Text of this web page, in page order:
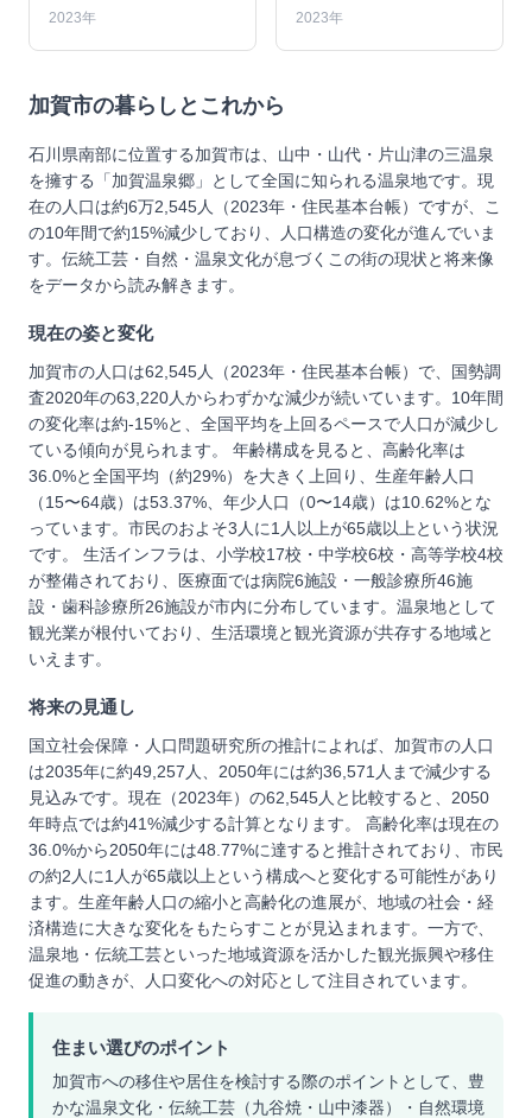
2023年 2023年
加賀市の暮らしとこれから
石川県南部に位置する加賀市は、山中・山代・片山津の三温泉
を擁する「加賀温泉郷」として全国に知られる温泉地です。現
在の人口は約6万2,545人（2023年・住民基本台帳）ですが、こ
の10年間で約15%減少しており、人口構造の変化が進んでいま
す。伝統工芸・自然・温泉文化が息づくこの街の現状と将来像
をデータから読み解きます。
現在の姿と変化
加賀市の人口は62,545人（2023年・住民基本台帳）で、国勢調
査2020年の63,220人からわずかな減少が続いています。10年間
の変化率は約-15%と、全国平均を上回るペースで人口が減少し
ている傾向が見られます。 年齢構成を見ると、高齢化率は
36.0%と全国平均（約29%）を大きく上回り、生産年齢人口
（15〜64歳）は53.37%、年少人口（0〜14歳）は10.62%とな
っています。市民のおよそ3人に1人以上が65歳以上という状況
です。 生活インフラは、小学校17校・中学校6校・高等学校4校
が整備されており、医療面では病院6施設・一般診療所46施
設・歯科診療所26施設が市内に分布しています。温泉地として
観光業が根付いており、生活環境と観光資源が共存する地域と
いえます。
将来の見通し
国立社会保障・人口問題研究所の推計によれば、加賀市の人口
は2035年に約49,257人、2050年には約36,571人まで減少する
見込みです。現在（2023年）の62,545人と比較すると、2050
年時点では約41%減少する計算となります。 高齢化率は現在の
36.0%から2050年には48.77%に達すると推計されており、市民
の約2人に1人が65歳以上という構成へと変化する可能性があり
ます。生産年齢人口の縮小と高齢化の進展が、地域の社会・経
済構造に大きな変化をもたらすことが見込まれます。一方で、
温泉地・伝統工芸といった地域資源を活かした観光振興や移住
促進の動きが、人口変化への対応として注目されています。
住まい選びのポイント
加賀市への移住や居住を検討する際のポイントとして、豊
かな温泉文化・伝統工芸（九谷焼・山中漆器）・自然環境